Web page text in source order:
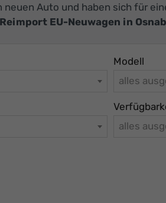
neuen Auto und haben sich für
EU-Neuwagen in
Modell
alles
alles